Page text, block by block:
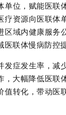
位，赋能医联
资源向医联体
域内健康服务
联体慢病防控
症发生率，减
大幅降低医联
转化，带动医